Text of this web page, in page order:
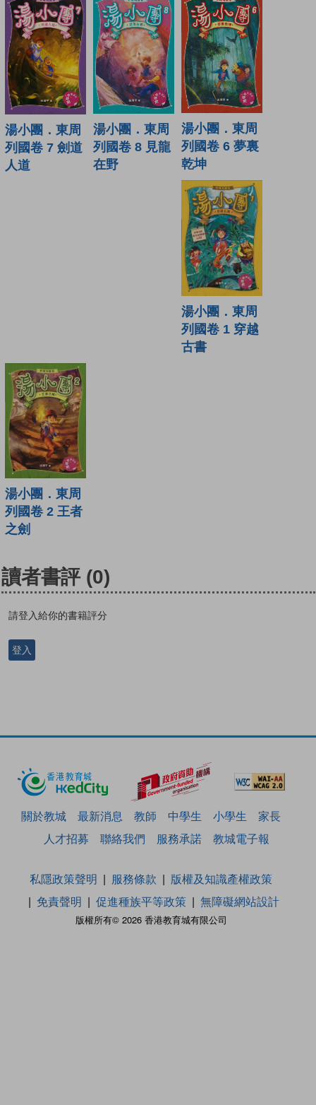
湯小團．東周
列國卷 7 劍道
人道
湯小團．東周
列國卷 8 見龍
在野
湯小團．東周
列國卷 6 夢裏
乾坤
湯小團．東周
列國卷 1 穿越
古書
湯小團．東周
列國卷 2 王者
之劍
讀者書評 (0)
請登入給你的書籍評分
登入
關於教城 最新消息 教師 中學生 小學生
家長
人才招募
聯絡我們 服務承諾 教城電子報
版權所有© 2026 香港教育城有限公司
私隱政策聲明 服務條款
版權及知識產權政策
免責聲明
促進種族平等政策 無障礙網站設計